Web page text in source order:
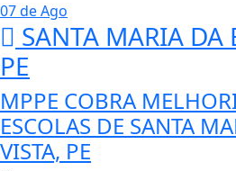
07 de Ago
SANTA MARIA DA
PE
MPPE COBRA
ESCOLAS DE SANTA
VISTA, PE